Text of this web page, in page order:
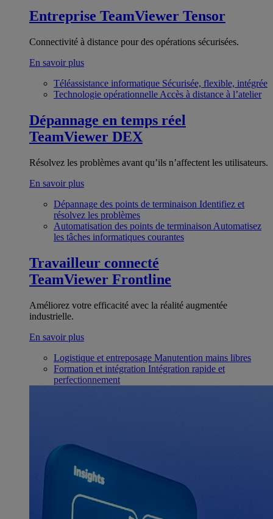
Entreprise TeamViewer Tensor
Connectivité à distance pour des opérations sécurisées.
En savoir plus
Téléassistance informatique Sécurisée, flexible, intégrée
Technologie opérationnelle Accès à distance à l’atelier
Dépannage en temps réel
TeamViewer DEX
Résolvez les problèmes avant qu’ils n’affectent les utilisateurs.
En savoir plus
Dépannage des points de terminaison Identifiez et
résolvez les problèmes
Automatisation des points de terminaison Automatisez
les tâches informatiques courantes
Travailleur connecté
TeamViewer Frontline
Améliorez votre efficacité avec la réalité augmentée
industrielle.
En savoir plus
Logistique et entreposage Manutention mains libres
Formation et intégration Intégration rapide et
perfectionnement